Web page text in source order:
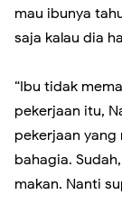
mau ibunya
saja kalau dia
“Ibu tidak
pekerjaan itu,
pekerjaan
bahagia.
makan. Nanti